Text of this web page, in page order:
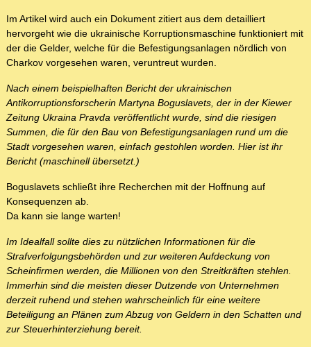
Im Artikel wird auch ein Dokument zitiert aus dem detailliert
hervorgeht wie die ukrainische Korruptionsmaschine funktioniert mit
der die Gelder, welche für die Befestigungsanlagen nördlich von
Charkov vorgesehen waren, veruntreut wurden.
Nach einem beispielhaften Bericht der ukrainischen
Antikorruptionsforscherin Martyna Boguslavets, der in der Kiewer
Zeitung Ukraina Pravda veröffentlicht wurde, sind die riesigen
Summen, die für den Bau von Befestigungsanlagen rund um die
Stadt vorgesehen waren, einfach gestohlen worden. Hier ist ihr
Bericht (maschinell übersetzt.)
Boguslavets schließt ihre Recherchen mit der Hoffnung auf
Konsequenzen ab.
Da kann sie lange warten!
Im Idealfall sollte dies zu nützlichen Informationen für die
Strafverfolgungsbehörden und zur weiteren Aufdeckung von
Scheinfirmen werden, die Millionen von den Streitkräften stehlen.
Immerhin sind die meisten dieser Dutzende von Unternehmen
derzeit ruhend und stehen wahrscheinlich für eine weitere
Beteiligung an Plänen zum Abzug von Geldern in den Schatten und
zur Steuerhinterziehung bereit.